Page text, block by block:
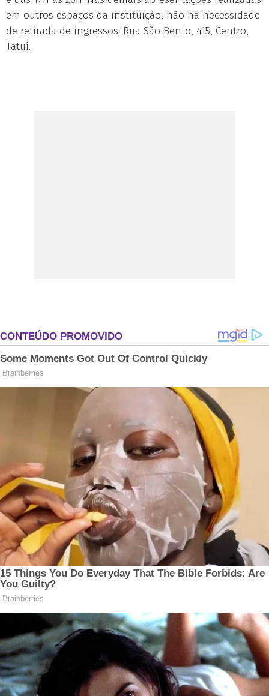
em outros espaços da instituição, não há necessidade
de retirada de ingressos. Rua São Bento, 415, Centro,
Tatuí.